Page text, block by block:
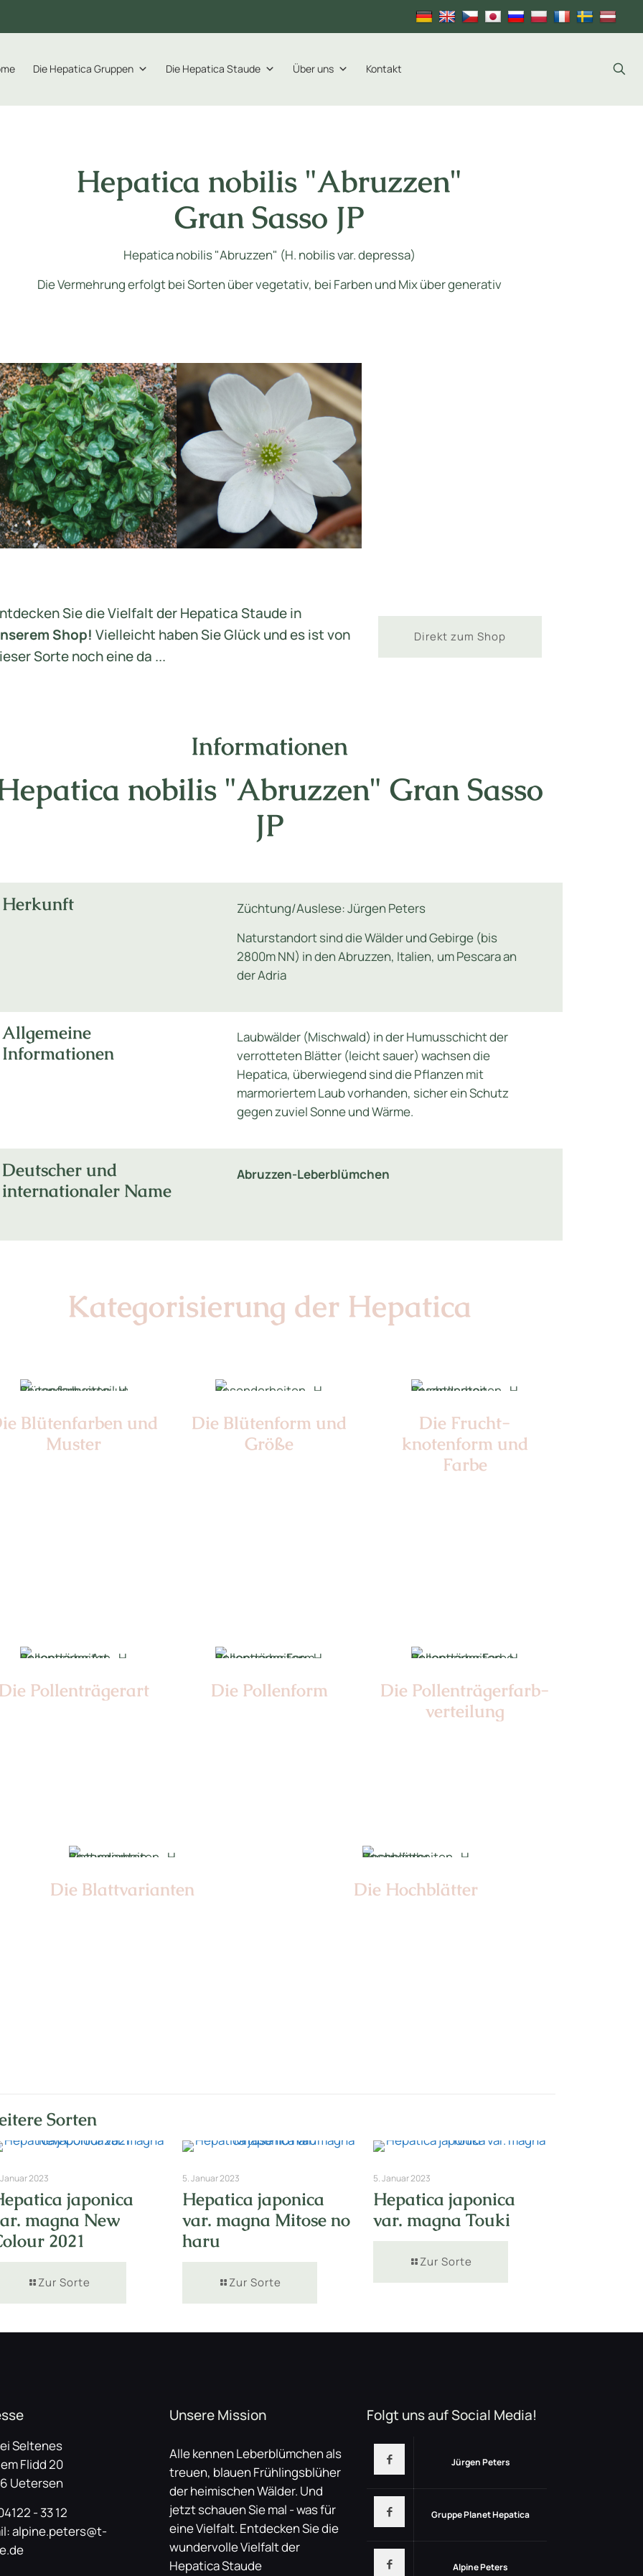
Die Hepatica Gruppen Die Hepatica Staude Über uns Kontakt
Hepatica nobilis "Abruzzen"
Gran Sasso JP
Hepatica nobilis "Abruzzen" (H. nobilis var. depressa)
Die Vermehrung erfolgt bei Sorten über vegetativ, bei Farben und Mix über generativ
Sie die Vielfalt der Hepatica Staude in
Shop! Vielleicht haben Sie Glück und es ist von
Sorte noch eine da ...
Direkt zum Shop
Informationen
nobilis "Abruzzen" Gran Sasso
JP
Herkunft
Züchtung/Auslese: Jürgen Peters
Naturstandort sind die Wälder und Gebirge (bis
2800m NN) in den Abruzzen, Italien, um Pescara an
der Adria
Allgemeine
Informationen
Laubwälder (Mischwald) in der Humusschicht der
verrotteten Blätter (leicht sauer) wachsen die
Hepatica, überwiegend sind die Pflanzen mit
marmoriertem Laub vorhanden, sicher ein Schutz
gegen zuviel Sonne und Wärme.
Deutscher und
internationaler Name
Abruzzen-Leberblümchen
Kategorisierung der Hepatica
Blüten­farben und
Muster
Die Blüten­form und
Größe
Die Frucht­
knotenform und
Farbe
Pollen­trägerart Die Pollen­form
Die Pollen­trägerfarb­
verteilung
Die Blattvarianten Die Hochblätter
Sorten
2023
japonica
magna New
2021
Zur Sorte
5. Januar 2023
Hepatica japonica
var. magna Mitose no
haru
Zur Sorte
5. Januar 2023
Hepatica japonica
var. magna Touki
Zur Sorte
Seltenes
Flidd 20
Uetersen
- 33 12
alpine.peters@t-
Unsere Mission
Alle kennen Leberblümchen als
treuen, blauen Frühlingsblüher
der heimischen Wälder. Und
jetzt schauen Sie mal - was für
eine Vielfalt. Entdecken Sie die
wundervolle Vielfalt der
Hepatica Staude
Folgt uns auf Social Media!
Jürgen Peters
Gruppe Planet Hepatica
Alpine Peters